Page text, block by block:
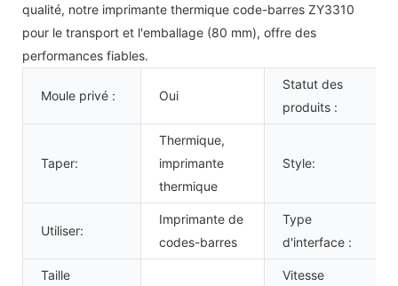
qualité, notre imprimante thermique code-barres ZY3310
pour le transport et l'emballage (80 mm), offre des
performances fiables.
Moule privé : Oui
Statut des
produits :
Taper:
Thermique,
imprimante
thermique
Style:
Utiliser:
Imprimante de
codes-barres
Type
d'interface :
Taille
Vitesse